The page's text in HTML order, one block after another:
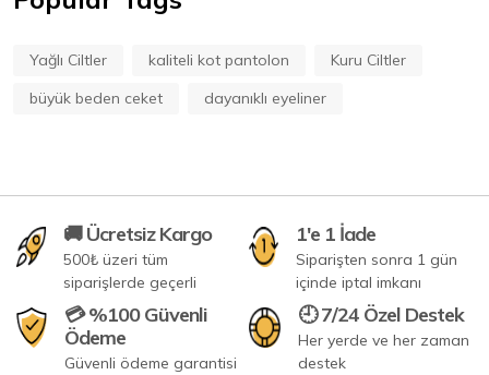
Yağlı Ciltler kaliteli kot pantolon
Kuru Ciltler
büyük beden ceket
dayanıklı eyeliner
🚚 Ücretsiz Kargo
500₺ üzeri tüm
siparişlerde geçerli
1'e 1 İade
Siparişten sonra 1 gün
içinde iptal imkanı
💳 %100 Güvenli
Ödeme
Güvenli ödeme garantisi
🕘 7/24 Özel Destek
Her yerde ve her zaman
destek